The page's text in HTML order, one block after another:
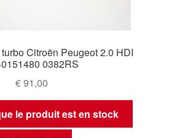
Citroën Peugeot 2.0 HDI
0382RS
€91,00
le produit est en stock